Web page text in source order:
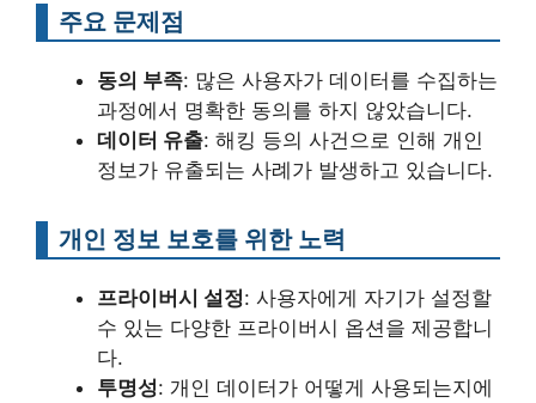
주요 문제점
동의 부족: 많은 사용자가 데이터를 수집하는
과정에서 명확한 동의를 하지 않았습니다.
데이터 유출: 해킹 등의 사건으로 인해 개인
정보가 유출되는 사례가 발생하고 있습니다.
개인 정보 보호를 위한 노력
프라이버시 설정: 사용자에게 자기가 설정할
수 있는 다양한 프라이버시 옵션을 제공합니
다.
투명성: 개인 데이터가 어떻게 사용되는지에